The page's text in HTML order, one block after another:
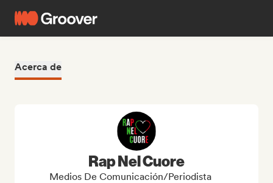
Acerca de
Rap Nel Cuore
Medios De Comunicación/Periodista